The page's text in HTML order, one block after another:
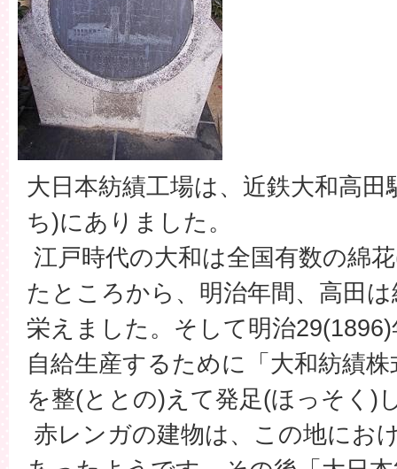
大日本紡績工場は、近鉄大和高
ち)にありました。
江戸時代の大和は全国有数の綿
たところから、明治年間、高田
栄えました。そして明治
自給生産するために「大和紡績
を整(ととの)えて発足(ほっそく)
赤レンガの建物は、この地にお